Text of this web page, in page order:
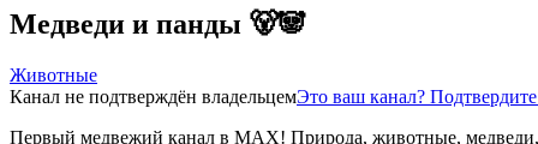
Медведи и панды 🐻🐼
Животные
Канал не подтверждён владельцемЭто ваш канал?
Первый медвежий канал в MAX! Природа, животные,